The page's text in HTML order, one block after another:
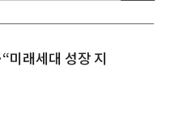
미래세대 성장 지